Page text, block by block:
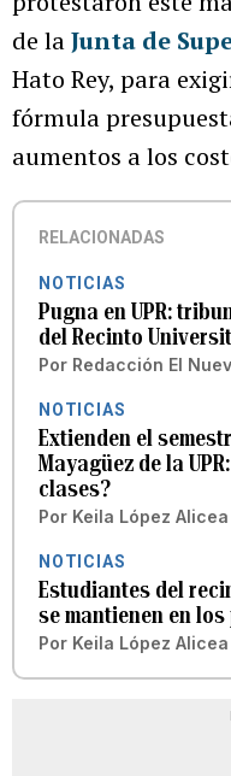
de laJunta de
Hato Rey, para
fórmula
aumentos a los
RELACIONADAS
NOTICIAS
Pugna en UPR:
del Recinto
Por Redacción El
NOTICIAS
Extienden el
Mayagüez de la
clases?
Por Keila López Alicea
NOTICIAS
Estudiantes del
se mantienen en
Por Keila López Alicea